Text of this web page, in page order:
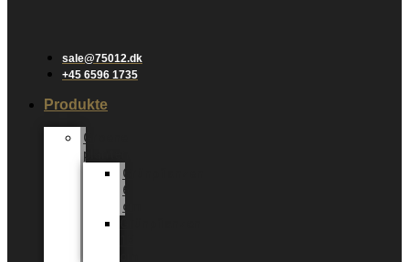
sale@75012.dk
+45 6596 1735
Produkte
Groene
planten
Grünpflanzen
6
cm